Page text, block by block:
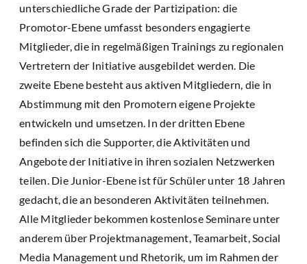
unterschiedliche Grade der Partizipation: die
Promotor-Ebene umfasst besonders engagierte
Mitglieder, die in regelmäßigen Trainings zu regionalen
Vertretern der Initiative ausgebildet werden. Die
zweite Ebene besteht aus aktiven Mitgliedern, die in
Abstimmung mit den Promotern eigene Projekte
entwickeln und umsetzen. In der dritten Ebene
befinden sich die Supporter, die Aktivitäten und
Angebote der Initiative in ihren sozialen Netzwerken
teilen. Die Junior-Ebene ist für Schüler unter 18 Jahren
gedacht, die an besonderen Aktivitäten teilnehmen.
Alle Mitglieder bekommen kostenlose Seminare unter
anderem über Projektmanagement, Teamarbeit, Social
Media Management und Rhetorik, um im Rahmen der